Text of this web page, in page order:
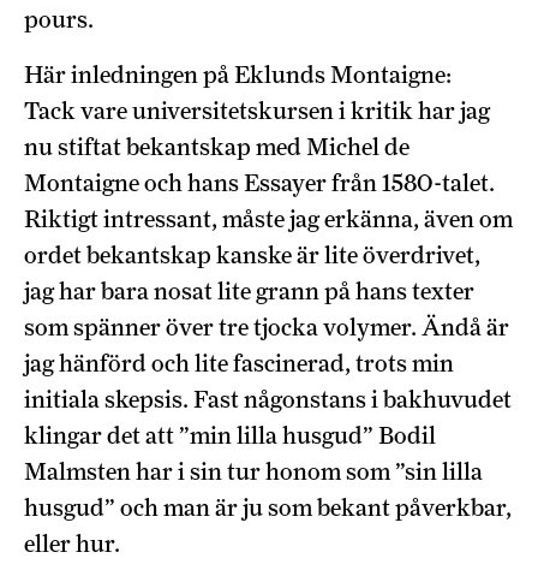
pours.
Här inledningen på Eklunds Montaigne:
Tack vare universitetskursen i kritik har jag
nu stiftat bekantskap med Michel de
Montaigne och hans Essayer från 1580-talet.
Riktigt intressant, måste jag erkänna, även om
ordet bekantskap kanske är lite överdrivet,
jag har bara nosat lite grann på hans texter
som spänner över tre tjocka volymer. Ändå är
jag hänförd och lite fascinerad, trots min
initiala skepsis. Fast någonstans i bakhuvudet
klingar det att ”min lilla husgud” Bodil
Malmsten har i sin tur honom som ”sin lilla
husgud” och man är ju som bekant påverkbar,
eller hur.